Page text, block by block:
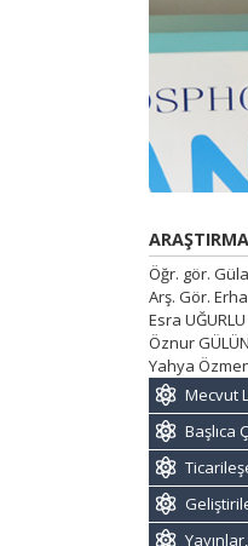
Öğr. gör.
Arş. Gör.
Esra UĞURLU
Öznur
Yahya
Mecvut
Başlıca